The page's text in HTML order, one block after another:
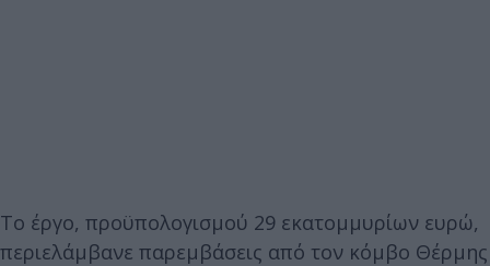
Το έργο, προϋπολογισμού 29 εκατομμυρίων ευρώ,
περιελάμβανε παρεμβάσεις από τον κόμβο Θέρμης